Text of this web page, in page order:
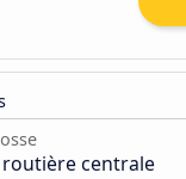
routière centrale